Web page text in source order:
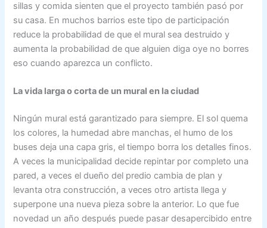
sillas y comida sienten que el proyecto también pasó por
su casa. En muchos barrios este tipo de participación
reduce la probabilidad de que el mural sea destruido y
aumenta la probabilidad de que alguien diga oye no borres
eso cuando aparezca un conflicto.
La vida larga o corta de un mural en la ciudad
Ningún mural está garantizado para siempre. El sol quema
los colores, la humedad abre manchas, el humo de los
buses deja una capa gris, el tiempo borra los detalles finos.
A veces la municipalidad decide repintar por completo una
pared, a veces el dueño del predio cambia de plan y
levanta otra construcción, a veces otro artista llega y
superpone una nueva pieza sobre la anterior. Lo que fue
novedad un año después puede pasar desapercibido entre